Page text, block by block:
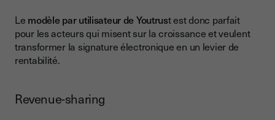
Le modèle par utilisateur de Youtrust est donc parfait
pour les acteurs qui misent sur la croissance et veulent
transformer la signature électronique en un levier de
rentabilité.
Revenue-sharing